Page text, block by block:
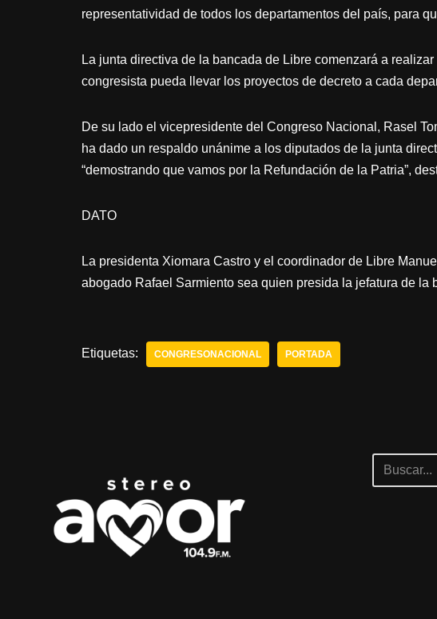
representatividad de todos los departamentos del país, para
La junta directiva de la bancada de Libre comenzará a
congresista pueda llevar los proyectos de decreto a cada
De su lado el vicepresidente del Congreso Nacional, Rasel
ha dado un respaldo unánime a los diputados de la junta
“demostrando que vamos por la Refundación de la Patria”,
DATO
La presidenta Xiomara Castro y el coordinador de Libre
abogado Rafael Sarmiento sea quien presida la jefatura de la
Etiquetas: CONGRESONACIONAL PORTADA